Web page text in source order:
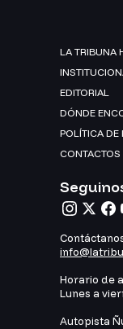
LA TRIBUNA
EDITORIAL
DÓNDE
POLÍTICA DE
CONTACTOS
Horario de
Lunes a
Autopista